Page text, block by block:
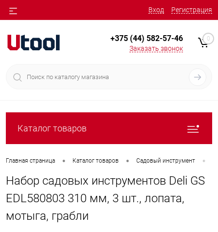
Вход Регистрация
+375 (44) 582-57-46
Заказать звонок
0
Каталог товаров
Главная страница • Каталог товаров • Садовый инструмент •
Набор садовых инструментов Deli GS
EDL580803 310 мм, 3 шт., лопата,
мотыга, грабли